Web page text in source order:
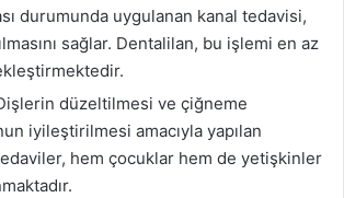
durumunda uygulanan kanal tedavisi,
sağlar. Dentalilan, bu işlemi en az
düzeltilmesi ve çiğneme
iyileştirilmesi amacıyla yapılan
hem çocuklar hem de yetişkinler